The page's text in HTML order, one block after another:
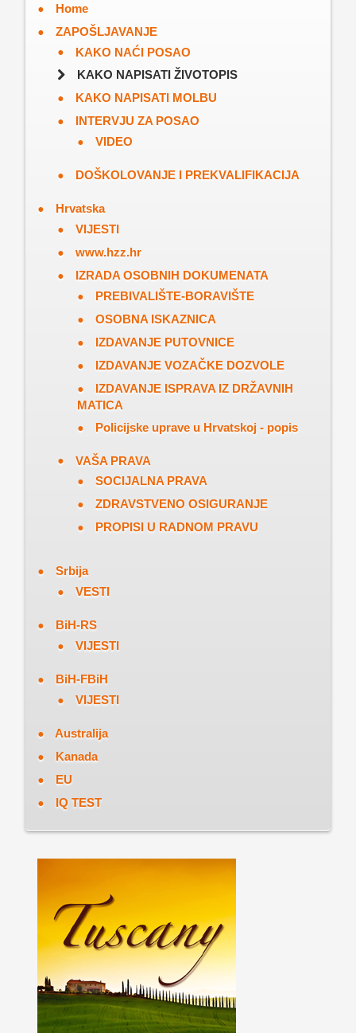
Home
ZAPOŠLJAVANJE
KAKO NAĆI POSAO
KAKO NAPISATI ŽIVOTOPIS
KAKO NAPISATI MOLBU
INTERVJU ZA POSAO
VIDEO
DOŠKOLOVANJE I PREKVALIFIKACIJA
Hrvatska
VIJESTI
www.hzz.hr
IZRADA OSOBNIH DOKUMENATA
PREBIVALIŠTE-BORAVIŠTE
OSOBNA ISKAZNICA
IZDAVANJE PUTOVNICE
IZDAVANJE VOZAČKE DOZVOLE
IZDAVANJE ISPRAVA IZ DRŽAVNIH
MATICA
Policijske uprave u Hrvatskoj - popis
VAŠA PRAVA
SOCIJALNA PRAVA
ZDRAVSTVENO OSIGURANJE
PROPISI U RADNOM PRAVU
Srbija
VESTI
BiH-RS
VIJESTI
BiH-FBiH
VIJESTI
Australija
Kanada
EU
IQ TEST